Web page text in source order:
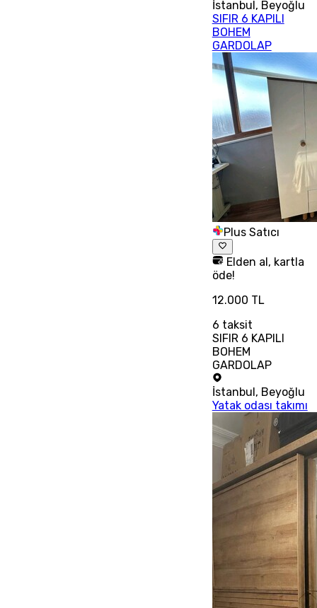
İstanbul, Beyoğlu
SIFIR 6 KAPILI
BOHEM
GARDOLAP
Plus Satıcı
Elden al, kartla
öde!
12.000 TL
6 taksit
SIFIR 6 KAPILI
BOHEM
GARDOLAP
İstanbul, Beyoğlu
Yatak odası takımı